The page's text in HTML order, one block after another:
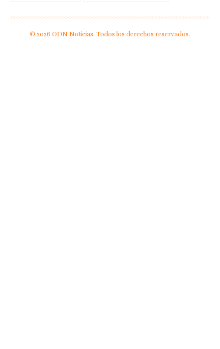
© 2026 ODN Noticias. Todos los derechos reservados.